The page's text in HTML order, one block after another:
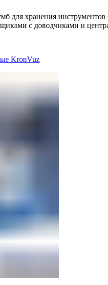
для хранения
с доводчиками и
KronVuz